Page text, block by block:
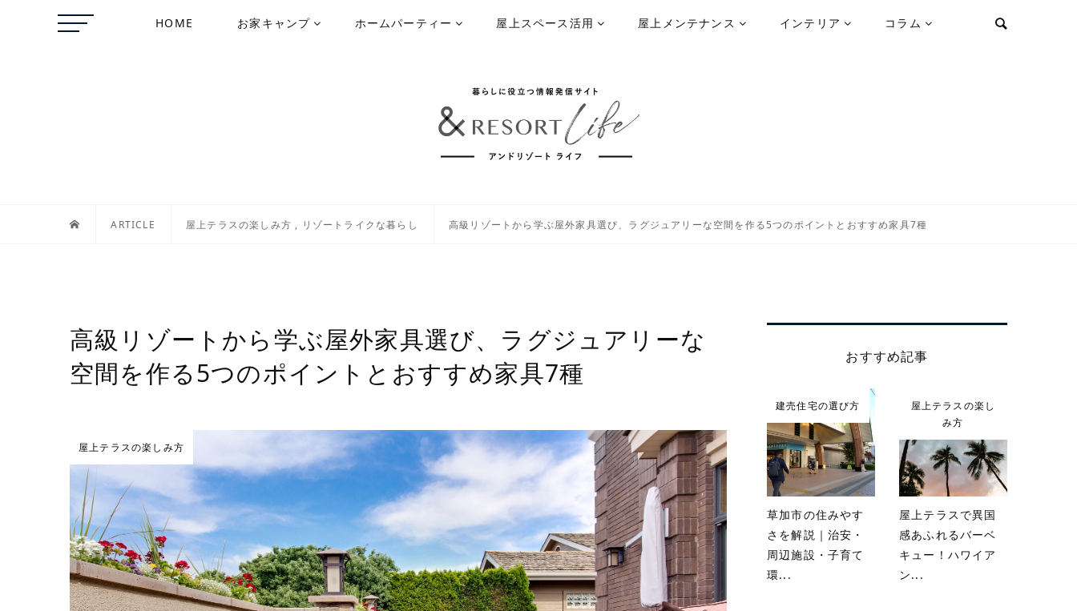
HOME お家キャンプ ホームパーティー 屋上スペース活用 屋上メンテナンス インテリア コラム
ARTICLE 屋上テラスの楽しみ方 , リゾートライクな暮らし 高級リゾートから学ぶ屋外家具選び、ラグジュアリーな空間を作る5つのポイントとおすすめ家具7種
高級リゾートから学ぶ屋外家具選び、ラグジュアリーな
空間を作る5つのポイントとおすすめ家具7種
屋上テラスの楽しみ方
おすすめ記事
建売住宅の選び方
草加市の住みやす
さを解説｜治安・
周辺施設・子育て
環...
屋上テラスの楽し
み方
屋上テラスで異国
感あふれるバーベ
キュー！ハワイア
ン...